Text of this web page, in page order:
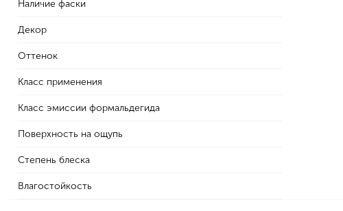
Наличие фаски
Декор
Оттенок
Класс применения
Класс эмиссии формальдегида
Поверхность на ощупь
Степень блеска
Влагостойкость